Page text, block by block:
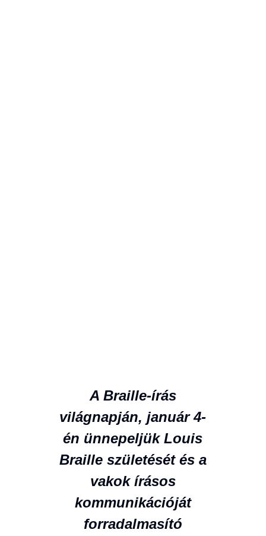
A Braille-írás
világnapján, január 4-
én ünnepeljük Louis
Braille születését és a
vakok írásos
kommunikációját
forradalmasító